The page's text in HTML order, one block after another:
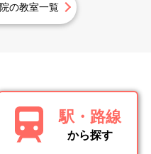
の教室一覧
駅・路線
から探す